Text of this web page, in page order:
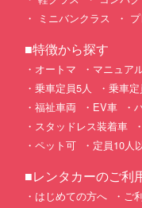
ミニバンクラス
■特徴から探す
オートマ マニュア
乗車定員5人
乗車
福祉車両
EV車
スタッドレス装着車
ペット可
定員10人
■レンタカーのご利
はじめての方へ ご